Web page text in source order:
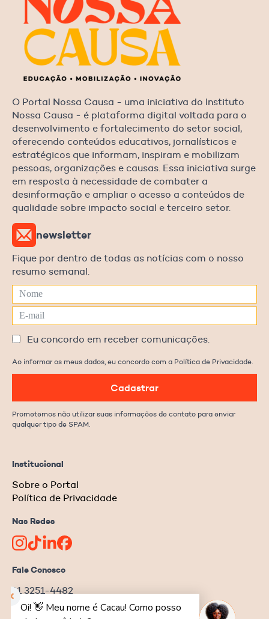
O Portal Nossa Causa - uma iniciativa do Instituto
Nossa Causa - é plataforma digital voltada para o
desenvolvimento e fortalecimento do setor social,
oferecendo conteúdos educativos, jornalísticos e
estratégicos que informam, inspiram e mobilizam
pessoas, organizações e causas. Essa iniciativa surge
em resposta à necessidade de combater a
desinformação e ampliar o acesso a conteúdos de
qualidade sobre impacto social e terceiro setor.
Institucional
Sobre o Portal
Política de Privacidade
Nas Redes
Fale Conosco
11 3251-4482
redacao@ongnews.com.br
newsletter
Fique por dentro de todas as notícias com o nosso
resumo semanal.
Eu concordo em receber comunicações.
Ao informar os meus dados, eu concordo com a Política de Privacidade.
Cadastrar
Prometemos não utilizar suas informações de contato para enviar
qualquer tipo de SPAM.